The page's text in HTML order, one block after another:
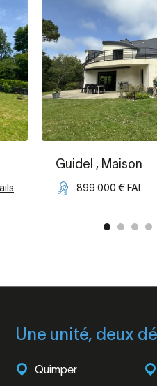
Guidel , Maison
899 000 € FAI
Une unité, deux
Quimper